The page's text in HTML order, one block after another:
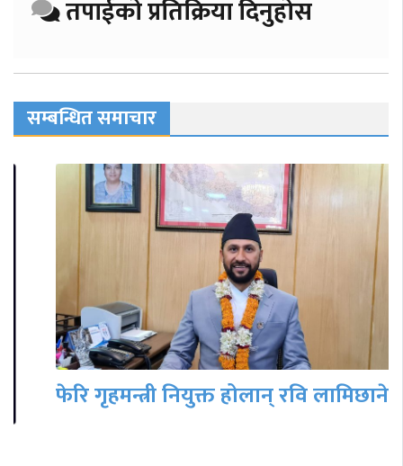
तपाईको प्रतिक्रिया दिनुहोस
सम्बन्धित समाचार
फेरि गृहमन्त्री नियुक्त होलान् रवि लामिछाने ?